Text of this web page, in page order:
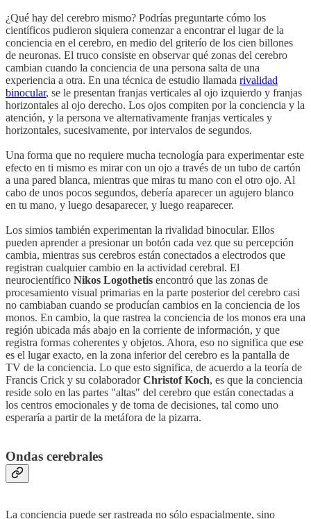
¿Qué hay del cerebro mismo? Podrías preguntarte cómo los
científicos pudieron siquiera comenzar a encontrar el lugar de la
conciencia en el cerebro, en medio del griterío de los cien billones
de neuronas. El truco consiste en observar qué zonas del cerebro
cambian cuando la conciencia de una persona salta de una
experiencia a otra. En una técnica de estudio llamada rivalidad
binocular, se le presentan franjas verticales al ojo izquierdo y franjas
horizontales al ojo derecho. Los ojos compiten por la conciencia y la
atención, y la persona ve alternativamente franjas verticales y
horizontales, sucesivamente, por intervalos de segundos.
Una forma que no requiere mucha tecnología para experimentar este
efecto en ti mismo es mirar con un ojo a través de un tubo de cartón
a una pared blanca, mientras que miras tu mano con el otro ojo. Al
cabo de unos pocos segundos, debería aparecer un agujero blanco
en tu mano, y luego desaparecer, y luego reaparecer.
Los simios también experimentan la rivalidad binocular. Ellos
pueden aprender a presionar un botón cada vez que su percepción
cambia, mientras sus cerebros están conectados a electrodos que
registran cualquier cambio en la actividad cerebral. El
neurocientífico Nikos Logothetis encontró que las zonas de
procesamiento visual primarias en la parte posterior del cerebro casi
no cambiaban cuando se producían cambios en la conciencia de los
monos. En cambio, la que rastrea la conciencia de los monos era una
región ubicada más abajo en la corriente de información, y que
registra formas coherentes y objetos. Ahora, eso no significa que ese
es el lugar exacto, en la zona inferior del cerebro es la pantalla de
TV de la conciencia. Lo que esto significa, de acuerdo a la teoría de
Francis Crick y su colaboradorChristof Koch, es que la conciencia
reside solo en las partes "altas" del cerebro que están conectadas a
los centros emocionales y de toma de decisiones, tal como uno
esperaría a partir de la metáfora de la pizarra.
Ondas cerebrales
La conciencia puede ser rastreada no sólo espacialmente, sino